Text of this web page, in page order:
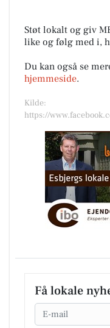
Støt lokalt og giv
like og følg med i,
Du kan også se
hjemmeside.
Kilde:
https://
Få lokale
Email